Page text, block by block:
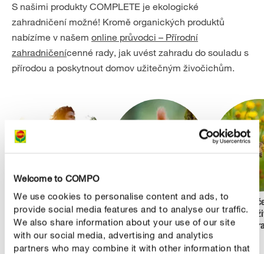
Welcome to COMPO
We use cookies to personalise content and ads, to
provide social media features and to analyse our traffic.
We also share information about your use of our site
with our social media, advertising and analytics
partners who may combine it with other information that
S našimi produkty COMPLETE je ekologické
zahradničení možné! Kromě organických produktů
nabízíme v našem online průvodci – Přírodní
zahradničenícenné rady, jak uvést zahradu do souladu s
přírodou a poskytnout domov užitečným živočichům.
Udržitelné zahradničení
– 10 tipů
pomůžete užitečným
živočichům v zimním
období
Podpora
užitečných